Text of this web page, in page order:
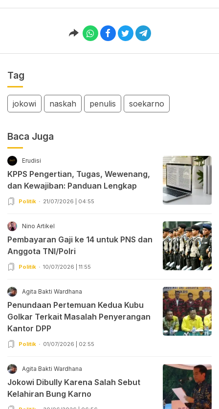
Tag
jokowi naskah penulis soekarno
Baca Juga
Erudisi
KPPS Pengertian, Tugas, Wewenang,
dan Kewajiban: Panduan Lengkap
Politik 21/07/2026 | 04:55
Nino Artikel
Pembayaran Gaji ke 14 untuk PNS dan
Anggota TNI/Polri
Politik 10/07/2026 | 11:55
Agita Bakti Wardhana
Penundaan Pertemuan Kedua Kubu
Golkar Terkait Masalah Penyerangan
Kantor DPP
Politik 01/07/2026 | 02:55
Agita Bakti Wardhana
Jokowi Dibully Karena Salah Sebut
Kelahiran Bung Karno